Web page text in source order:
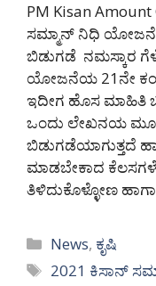
PM Kisan
ಸಮ್ಮಾನ್ ನಿಧಿ
ಬಿಡುಗಡೆ ನಮಸ್ಕಾರ
ಯೋಜನೆಯ 21ನೇ
ಇದೀಗ ಹೊಸ ಮಾಹಿತಿ
ಒಂದು ಲೇಖನಯ
ಬಿಡುಗಡೆಯಾಗುತ್ತದೆ
ಮಾಡಬೇಕಾದ
ತಿಳಿದುಕೊಳ್ಳೋಣ
Categories
News, ಕೃಷಿ
Tags
2021 ಕಿಸಾನ್